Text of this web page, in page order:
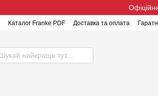
Каталог Franke PDF Доставка та оплата